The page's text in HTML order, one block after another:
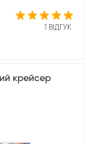
1 ВІДГУК
крейсер